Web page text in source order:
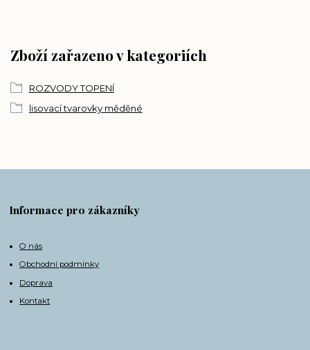
Zboží zařazeno v kategoriích
ROZVODY TOPENÍ
lisovací tvarovky měděné
Informace pro zákazníky
O nás
Obchodní podmínky
Doprava
Kontakt